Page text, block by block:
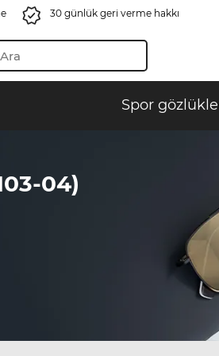
30 günlük geri verme hakkı
Spor
04)